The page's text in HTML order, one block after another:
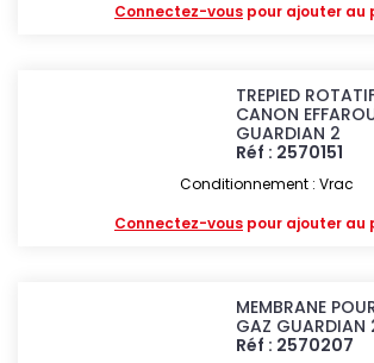
Connectez-vous pour ajouter au
TREPIED
CANON
GUARDIAN 2
Réf : 2570151
Conditionnement : Vrac
Connectez-vous pour ajouter au
MEMBRANE
GAZ GUARDIAN
Réf : 2570207